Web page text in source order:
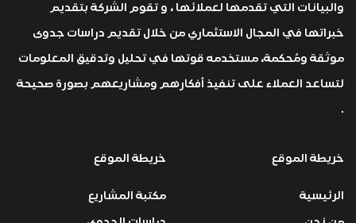
والبيانات التي تقدمها لعملائها ، و تقوم الشركة بتقديم
خبراتها في المجال الاستثماري من خلال تقديم دراسات جدوى
موثقة ومُحكمة، مستخدمه قوتها في تحليل وتدقيق المعلومات
لتساعد العملاء على تنفيذ أفكارهم ومشاريعهم بصورة صحيحة
.
خريطة الموقع
الرئيسية
خريطة الموقع
مكتبة المشاريع